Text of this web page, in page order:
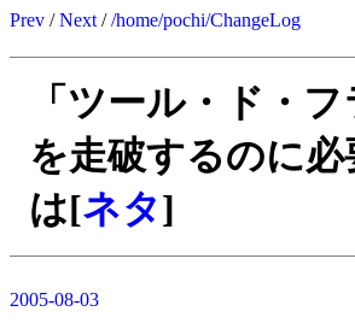
Prev /Next //home/pochi/ChangeLog
「ツール・ド・フ
を走破するのに必
は[ネタ]
2005-08-03